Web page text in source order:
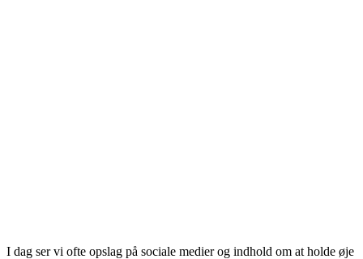
I dag ser vi ofte opslag på sociale medier og indhold om at holde øje